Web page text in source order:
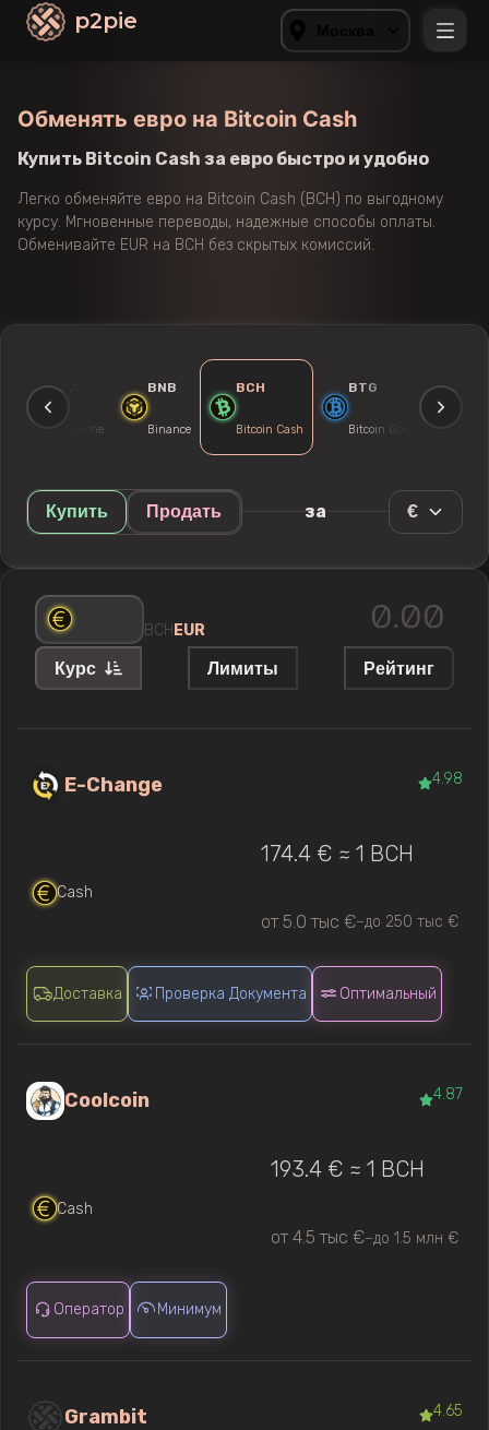
p2pie
Обменять евро на Bitcoin Cash
Купить Bitcoin Cash за евро быстро и удобно
Легко обменяйте евро на Bitcoin Cash (BCH) по выгодному
курсу. Мгновенные переводы, надежные способы оплаты.
Обменивайте EUR на BCH без скрытых комиссий.
AVAX
Avalanche
BNB
Binance
BCH
Bitcoin Cash
BTG
Bitcoin Gold
Купить Продать за €
BCH EUR
Курс Лимиты Рейтинг
E-Change 4.98
Cash
174.4 € ≈ 1 BCH
от 5.0 тыс €—до 250 тыс €
Доставка Проверка Документа Оптимальный
Coolcoin 4.87
Cash
193.4 € ≈ 1 BCH
от 4.5 тыс €—до 1.5 млн €
Оператор Минимум
Grambit 4.65